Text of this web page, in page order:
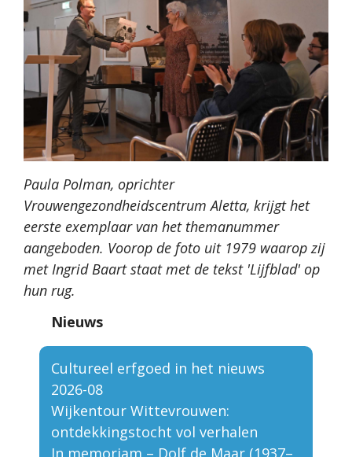
Paula Polman, oprichter
Vrouwengezondheidscentrum Aletta, krijgt het
eerste exemplaar van het themanummer
aangeboden. Voorop de foto uit 1979 waarop zij
met Ingrid Baart staat met de tekst 'Lijfblad' op
hun rug.
Nieuws
Cultureel erfgoed in het nieuws
2026-08
Wijkentour Wittevrouwen:
ontdekkingstocht vol verhalen
In memoriam – Dolf de Maar (1937–